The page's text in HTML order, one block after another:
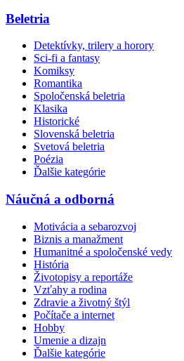
Beletria
Detektívky, trilery a horory
Sci-fi a fantasy
Komiksy
Romantika
Spoločenská beletria
Klasika
Historické
Slovenská beletria
Svetová beletria
Poézia
Ďalšie kategórie
Náučná a odborná
Motivácia a sebarozvoj
Biznis a manažment
Humanitné a spoločenské vedy
História
Životopisy a reportáže
Vzťahy a rodina
Zdravie a životný štýl
Počítače a internet
Hobby
Umenie a dizajn
Ďalšie kategórie